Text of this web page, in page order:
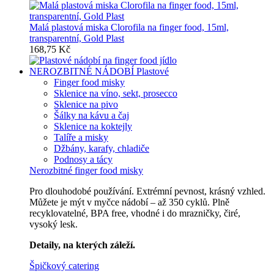
Malá plastová miska Clorofila na finger food, 15ml,
transparentní, Gold Plast
168,75 Kč
NEROZBITNÉ NÁDOBÍ Plastové
Finger food misky
Sklenice na víno, sekt, prosecco
Sklenice na pivo
Šálky na kávu a čaj
Sklenice na koktejly
Talíře a misky
Džbány, karafy, chladiče
Podnosy a tácy
Nerozbitné finger food misky
Pro dlouhodobé používání. Extrémní pevnost, krásný vzhled.
Můžete je mýt v myčce nádobí – až 350 cyklů. Plně
recyklovatelné, BPA free, vhodné i do mrazničky, čiré,
vysoký lesk.
Detaily, na kterých záleží.
Špičkový catering